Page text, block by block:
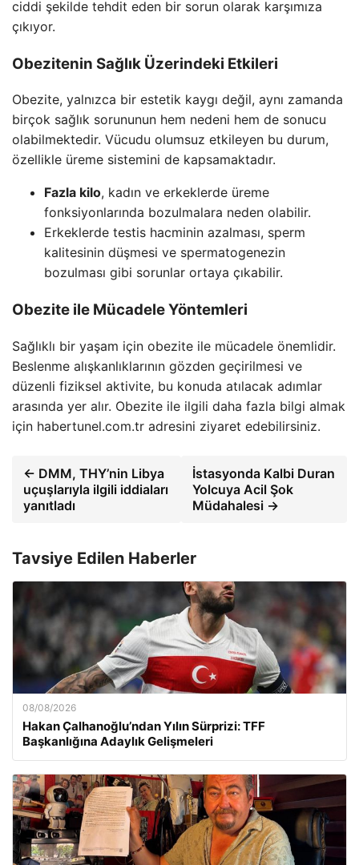
ciddi şekilde tehdit eden bir sorun olarak karşımıza
çıkıyor.
Obezitenin Sağlık Üzerindeki Etkileri
Obezite, yalnızca bir estetik kaygı değil, aynı zamanda
birçok sağlık sorununun hem nedeni hem de sonucu
olabilmektedir. Vücudu olumsuz etkileyen bu durum,
özellikle üreme sistemini de kapsamaktadır.
Fazla kilo, kadın ve erkeklerde üreme
fonksiyonlarında bozulmalara neden olabilir.
Erkeklerde testis hacminin azalması, sperm
kalitesinin düşmesi ve spermatogenezin
bozulması gibi sorunlar ortaya çıkabilir.
Obezite ile Mücadele Yöntemleri
Sağlıklı bir yaşam için obezite ile mücadele önemlidir.
Beslenme alışkanlıklarının gözden geçirilmesi ve
düzenli fiziksel aktivite, bu konuda atılacak adımlar
arasında yer alır. Obezite ile ilgili daha fazla bilgi almak
için habertunel.com.tr adresini ziyaret edebilirsiniz.
← DMM, THY’nin Libya
uçuşlarıyla ilgili iddiaları
yanıtladı
İstasyonda Kalbi Duran
Yolcuya Acil Şok
Müdahalesi →
Tavsiye Edilen Haberler
08/08/2026
Hakan Çalhanoğlu’ndan Yılın Sürprizi: TFF
Başkanlığına Adaylık Gelişmeleri